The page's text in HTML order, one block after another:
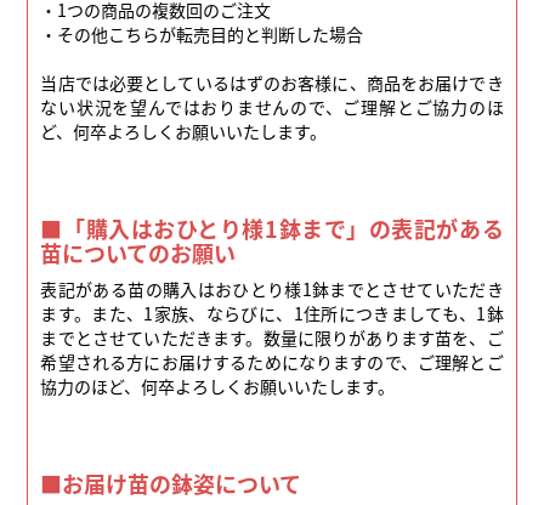
・1つの商品の複数回のご注文
・その他こちらが転売目的と判断した場合
当店では必要としているはずのお客様に、商品をお届けでき
ない状況を望んではおりませんので、ご理解とご協力のほ
ど、何卒よろしくお願いいたします。
■「購入はおひとり様1鉢まで」の表記がある
苗についてのお願い
表記がある苗の購入はおひとり様1鉢までとさせていただき
ます。また、1家族、ならびに、1住所につきましても、1鉢
までとさせていただきます。数量に限りがあります苗を、ご
希望される方にお届けするためになりますので、ご理解とご
協力のほど、何卒よろしくお願いいたします。
■お届け苗の鉢姿について